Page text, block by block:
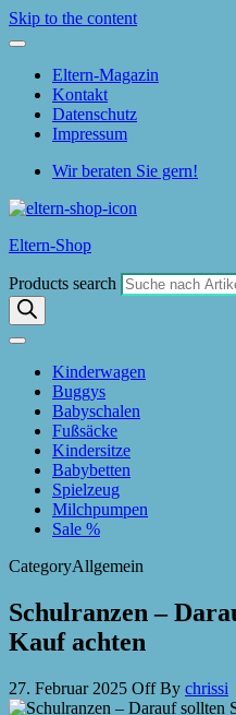
Skip to the content
Eltern-Magazin
Kontakt
Datenschutz
Impressum
Wir beraten Sie gern!
Eltern-Shop
Products search
Kinderwagen
Buggys
Babyschalen
Fußsäcke
Kindersitze
Babybetten
Spielzeug
Milchpumpen
Sale %
CategoryAllgemein
Schulranzen –
Kauf achten
27. Februar 2025 OffBy chrissi